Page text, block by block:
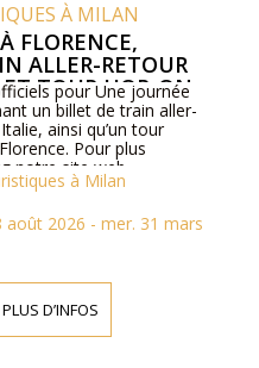
À MILAN
FLORENCE,
ALLER-RETOUR
TOUR HOP-ON
pour Une journée
un billet de train aller-
ainsi qu’un tour
Pour plus
notre site web.
à Milan
août 2026 - mer. 31 mars
D’INFOS